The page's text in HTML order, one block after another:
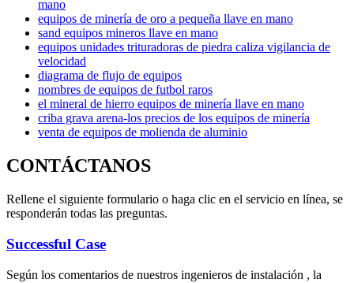
mano
equipos de minería de oro a pequeña llave en mano
sand equipos mineros llave en mano
equipos unidades trituradoras de piedra caliza vigilancia de
velocidad
diagrama de flujo de equipos
nombres de equipos de futbol raros
el mineral de hierro equipos de minería llave en mano
criba grava arena-los precios de los equipos de minería
venta de equipos de molienda de aluminio
CONTÁCTANOS
Rellene el siguiente formulario o haga clic en el servicio en línea, se
responderán todas las preguntas.
Successful Case
Según los comentarios de nuestros ingenieros de instalación , la